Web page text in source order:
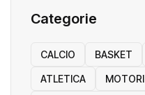
Categorie
CALCIO BASKET
ATLETICA MOTORI